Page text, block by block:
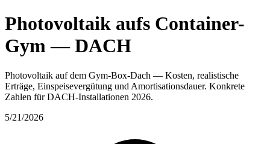
Photovoltaik aufs Container-
Gym — DACH
Photovoltaik auf dem Gym-Box-Dach — Kosten, realistische
Erträge, Einspeisevergütung und Amortisationsdauer. Konkrete
Zahlen für DACH-Installationen 2026.
5/21/2026